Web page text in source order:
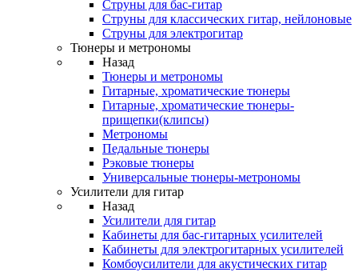
Струны для бас-гитар
Струны для классических гитар, нейлоновые
Струны для электрогитар
Тюнеры и метрономы
Назад
Тюнеры и метрономы
Гитарные, хроматические тюнеры
Гитарные, хроматические тюнеры-
прищепки(клипсы)
Метрономы
Педальные тюнеры
Рэковые тюнеры
Универсальные тюнеры-метрономы
Усилители для гитар
Назад
Усилители для гитар
Кабинеты для бас-гитарных усилителей
Кабинеты для электрогитарных усилителей
Комбоусилители для акустических гитар